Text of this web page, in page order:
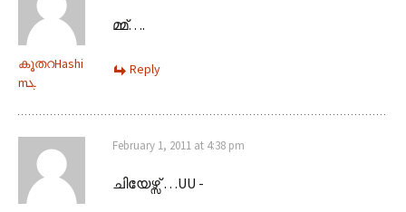
കൂതറHashi
mܓ
മ്മ്….
Reply
February 1, 2011 at 4:38 pm
ചിയേഴ്സ് …UU -